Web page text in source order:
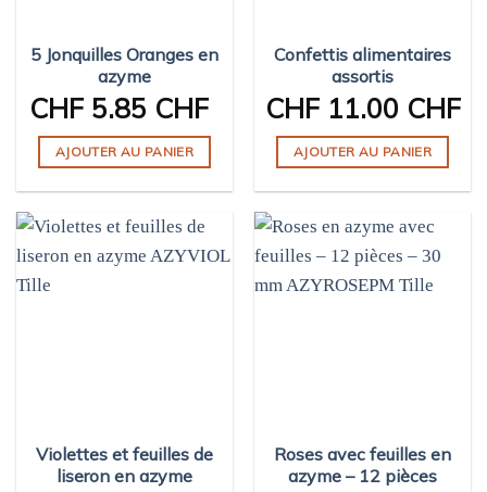
5 Jonquilles Oranges en
azyme
CHF 5.85 CHF
AJOUTER AU PANIER
Confettis alimentaires
assortis
CHF11.00 CHF
AJOUTER AU PANIER
Violettes et feuilles de
liseron en azyme
Roses avec feuilles en
azyme – 12 pièces